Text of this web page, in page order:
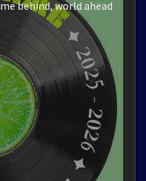
behind, world ahead